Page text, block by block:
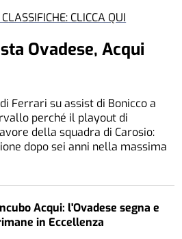
CLICCA QUI
Ovadese, Acqui
Ferrari su assist di Bonicco a
perché il playout di
della squadra di Carosio:
dopo sei anni nella massima
Acqui: l'Ovadese segna e
in Eccellenza